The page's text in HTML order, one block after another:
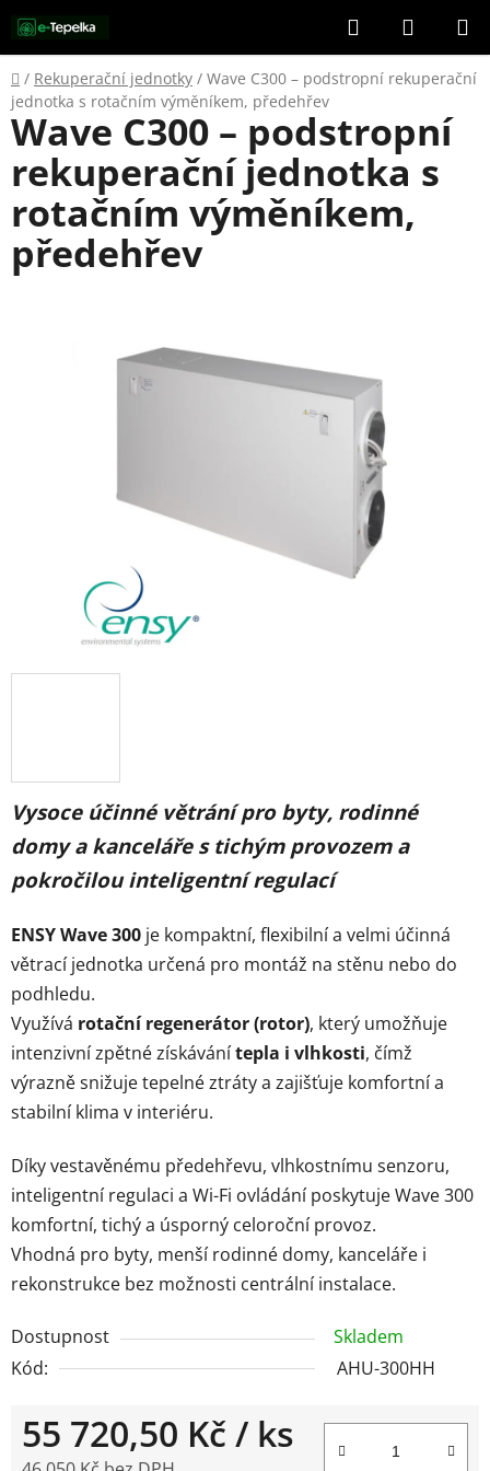
na
obsah
Hledat
KOŠÍK
Domů
/ Rekuperační jednotky / Wave C300 – podstropní rekuperační
jednotka s rotačním výměníkem, předehřev
Vysoce účinné větrání pro byty, rodinné
domy a kanceláře s tichým provozem a
pokročilou inteligentní regulací
ENSY Wave 300 je kompaktní, flexibilní a velmi účinná
větrací jednotka určená pro montáž na stěnu nebo do
podhledu.
Využívá rotační regenerátor (rotor), který umožňuje
intenzivní zpětné získávánítepla i vlhkosti, čímž
výrazně snižuje tepelné ztráty a zajišťuje komfortní a
stabilní klima v interiéru.
Díky vestavěnému předehřevu, vlhkostnímu senzoru,
inteligentní regulaci a Wi-Fi ovládání poskytuje Wave 300
komfortní, tichý a úsporný celoroční provoz.
Vhodná pro byty, menší rodinné domy, kanceláře i
rekonstrukce bez možnosti centrální instalace.
Dostupnost
Skladem
Kód:
AHU-300HH
55 720,50 Kč / ks
Wave C300 – podstropní
rekuperační jednotka s
rotačním výměníkem,
předehřev